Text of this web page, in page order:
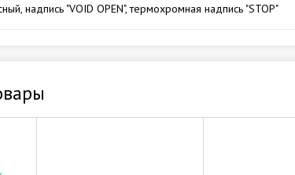
надпись "VOID OPEN", термохромная надпись "STOP"